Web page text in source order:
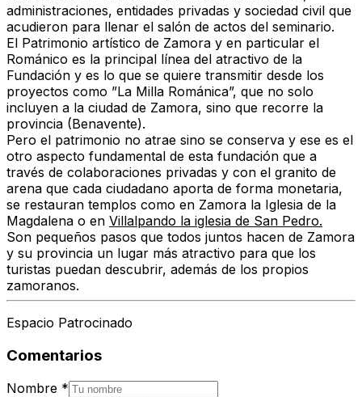
administraciones, entidades privadas y sociedad civil que
acudieron para llenar el salón de actos del seminario.
El Patrimonio artístico de Zamora y en particular el
Románico es la principal línea del atractivo de la
Fundación y es lo que se quiere transmitir desde los
proyectos como ”La Milla Románica”, que no solo
incluyen a la ciudad de Zamora, sino que recorre la
provincia (Benavente).
Pero el patrimonio no atrae sino se conserva y ese es el
otro aspecto fundamental de esta fundación que a
través de colaboraciones privadas y con el granito de
arena que cada ciudadano aporta de forma monetaria,
se restauran templos como en Zamora la Iglesia de la
Magdalena o en Villalpando la iglesia de San Pedro.
Son pequeños pasos que todos juntos hacen de Zamora
y su provincia un lugar más atractivo para que los
turistas puedan descubrir, además de los propios
zamoranos.
Espacio Patrocinado
Comentarios
Nombre *